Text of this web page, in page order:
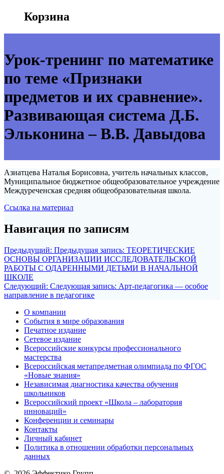
Корзина
Урок-тренинг по математике
по теме «Признаки
предметов и их сравнение».
Развивающая система Д.Б.
Эльконина – В.В. Давыдова
Азиатцева Наталья Борисовна, учитель начальных классов,
Муниципальное бюджетное общеобразовательное учреждение
Междуреченская средняя общеобразовательная школа.
Ссылка на материал
Навигация по записям
Предыдущий: Предыдущая запись: ТЕОРЕТИЧЕСКИЕ
ОСНОВЫ ОРГАНИЗАЦИИ ИССЛЕДОВАТЕЛЬСКОЙ
РАБОТЫ С ОДАРЕННЫМИ ДЕТЬМИ В НАЧАЛЬНОЙ
ШКОЛЕ
Следующий: Следующая запись: Арт-педагогика — особое
направление в педагогике
О компании
События в мире образования
Печатное издание
Сетевое издание
Всероссийские конкурсы профессионального
мастерства
Всероссийская метапредметная олимпиада по ФГОС
«Новые знания»
Независимая диагностика качества обучения
школьников
Всероссийский проект «Школа – лаборатория
инноваций»
Конференции и семинары
Контакты
Личный кабинет
Политика в отношении обработки персональных
данных